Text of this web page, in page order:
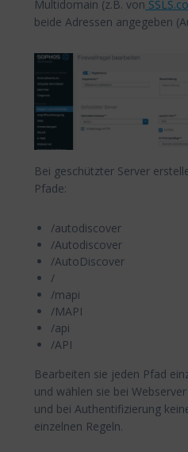
Multidomain (z.B. von
beide Adressen angegeben
Bei geschützter Server
Pfade:
/autodiscover
/Autodiscover
/AutoDiscover
/
/mapi
/MAPI
/api
/API
Bearbeiten sie jeden Pfad
und wählen sie bei
und bei Authentifizierung
einzelnen Regeln.